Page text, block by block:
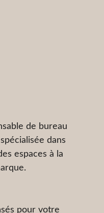
de bureau
dans
espaces à la
pour votre